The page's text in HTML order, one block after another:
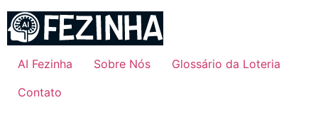
para
conteúdo
AI Fezinha Sobre Nós
Glossário da Loteria
Contato